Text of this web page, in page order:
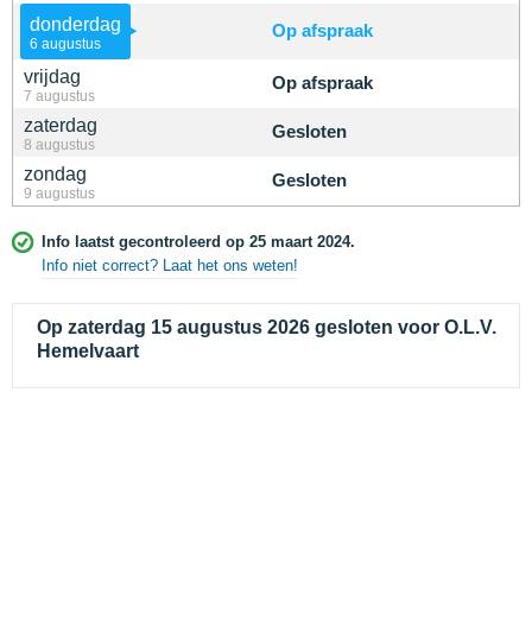
donderdag
6 augustus
Op afspraak
vrijdag
7 augustus
Op afspraak
zaterdag
8 augustus
Gesloten
zondag
9 augustus
Gesloten
Info laatst gecontroleerd op 25 maart 2024.
Info niet correct? Laat het ons weten!
Op zaterdag 15 augustus 2026 gesloten voor O.L.V.
Hemelvaart